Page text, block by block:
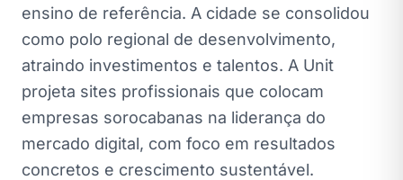
ensino de referência. A cidade se consolidou
como polo regional de desenvolvimento,
atraindo investimentos e talentos. A Unit
projeta sites profissionais que colocam
empresas sorocabanas na liderança do
mercado digital, com foco em resultados
concretos e crescimento sustentável.